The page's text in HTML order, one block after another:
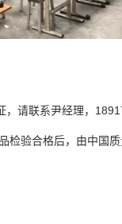
，请联系尹经理，
检验合格后，由中国